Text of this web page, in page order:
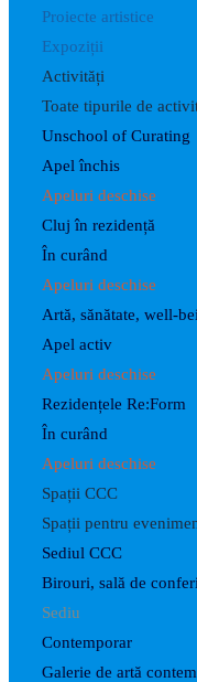
Proiecte artistice
Expoziții
Activități
Toate tipurile de
Unschool of Curating
Apel închis
Apeluri deschise
Cluj în rezidență
În curând
Apeluri deschise
Artă, sănătate, well-
Apel activ
Apeluri deschise
Rezidențele Re:Form
În curând
Apeluri deschise
Spații CCC
Spații pentru
Sediul CCC
Birouri, sală de
Sediu
Contemporar
Galerie de artă